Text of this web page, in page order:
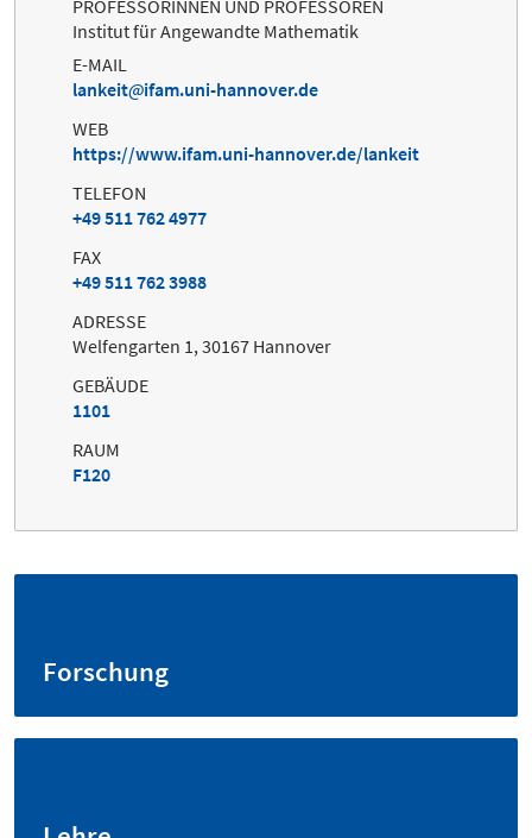
PROFESSORINNEN UND PROFESSOREN
Institut für Angewandte Mathematik
E-MAIL
lankeit
ifam.uni-hannover.de
WEB
https://www.ifam.uni-hannover.de/lankeit
TELEFON
+49 511 762 4977
FAX
+49 511 762 3988
ADRESSE
Welfengarten 1, 30167 Hannover
GEBÄUDE
1101
RAUM
F120
Forschung